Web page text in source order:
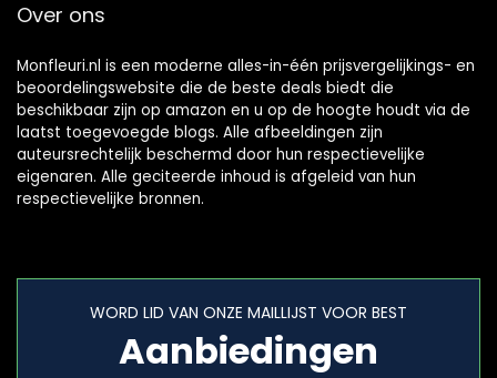
Over ons
Monfleuri.nl is een moderne alles-in-één prijsvergelijkings- en
beoordelingswebsite die de beste deals biedt die
beschikbaar zijn op amazon en u op de hoogte houdt via de
laatst toegevoegde blogs. Alle afbeeldingen zijn
auteursrechtelijk beschermd door hun respectievelijke
eigenaren. Alle geciteerde inhoud is afgeleid van hun
respectievelijke bronnen.
WORD LID VAN ONZE MAILLIJST VOOR BEST
Aanbiedingen